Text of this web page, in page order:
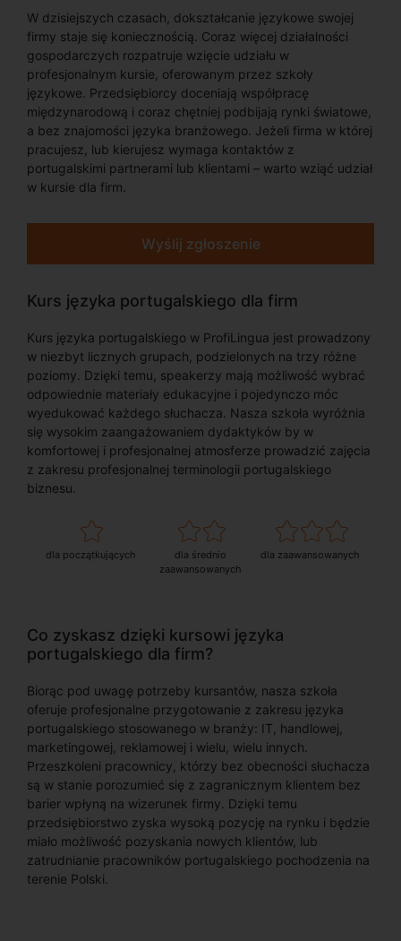
W dzisiejszych czasach, dokształcanie językowe swojej
firmy staje się koniecznością. Coraz więcej działalności
gospodarczych rozpatruje wzięcie udziału w
profesjonalnym kursie, oferowanym przez szkoły
językowe. Przedsiębiorcy doceniają współpracę
międzynarodową i coraz chętniej podbijają rynki światowe,
a bez znajomości języka branżowego. Jeżeli firma w której
pracujesz, lub kierujesz wymaga kontaktów z
portugalskimi partnerami lub klientami – warto wziąć udział
w kursie dla firm.
Wyślij zgłoszenie
Kurs języka portugalskiego dla firm
Kurs języka portugalskiego w ProfiLingua jest prowadzony
w niezbyt licznych grupach, podzielonych na trzy różne
poziomy. Dzięki temu, speakerzy mają możliwość wybrać
odpowiednie materiały edukacyjne i pojedynczo móc
wyedukować każdego słuchacza. Nasza szkoła wyróżnia
się wysokim zaangażowaniem dydaktyków by w
komfortowej i profesjonalnej atmosferze prowadzić zajęcia
z zakresu profesjonalnej terminologii portugalskiego
biznesu.
dla początkujących
dla średnio
zaawansowanych
dla zaawansowanych
Co zyskasz dzięki kursowi języka
portugalskiego dla firm?
Biorąc pod uwagę potrzeby kursantów, nasza szkoła
oferuje profesjonalne przygotowanie z zakresu języka
portugalskiego stosowanego w branży: IT, handlowej,
marketingowej, reklamowej i wielu, wielu innych.
Przeszkoleni pracownicy, którzy bez obecności słuchacza
są w stanie porozumieć się z zagranicznym klientem bez
barier wpłyną na wizerunek firmy. Dzięki temu
przedsiębiorstwo zyska wysoką pozycję na rynku i będzie
miało możliwość pozyskania nowych klientów, lub
zatrudnianie pracowników portugalskiego pochodzenia na
terenie Polski.